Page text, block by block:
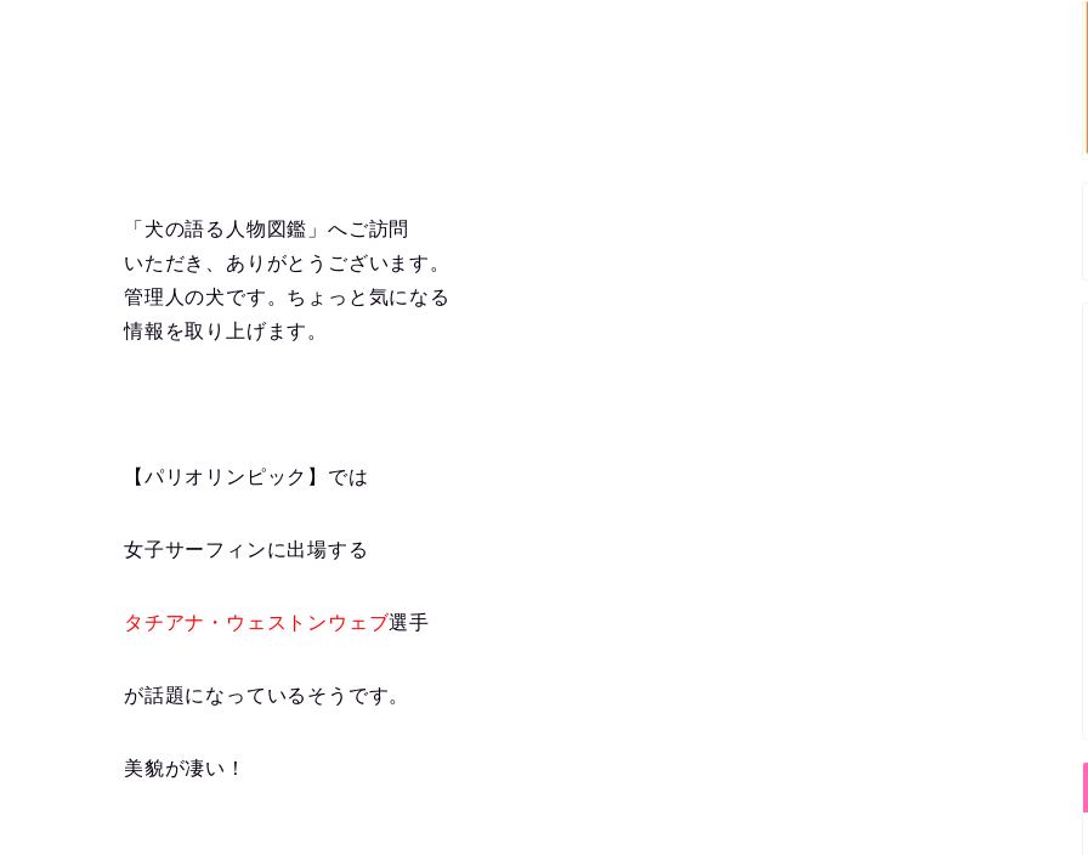
「犬の語る人物図鑑」へご訪問
いただき、ありがとうございます。
管理人の犬です。ちょっと気になる
情報を取り上げます。
【パリオリンピック】では
女子サーフィンに出場する
タチアナ・ウェストンウェブ選手
が話題に なっているそうです。
美貌が凄い！